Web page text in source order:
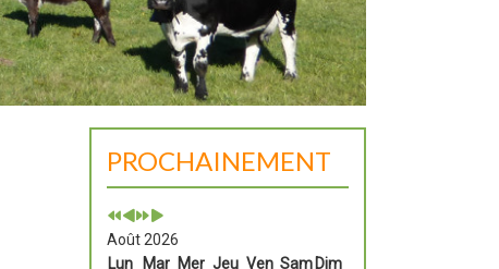
PROCHAINEMENT
Août 2026
Lun
Mar Mer Jeu Ven Sam Dim